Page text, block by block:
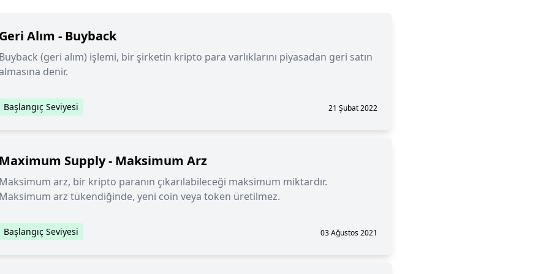
Alım - Buyback
(geri alım) işlemi, bir şirketin kripto para varlıklarını piyasadan geri satın
denir.
Başlangıç Seviyesi 21 Şubat 2022
Supply - Maksimum Arz
arz, bir kripto paranın çıkarılabileceği maksimum miktardır.
arz tükendiğinde, yeni coin veya token üretilmez.
Başlangıç Seviyesi 03 Ağustos 2021